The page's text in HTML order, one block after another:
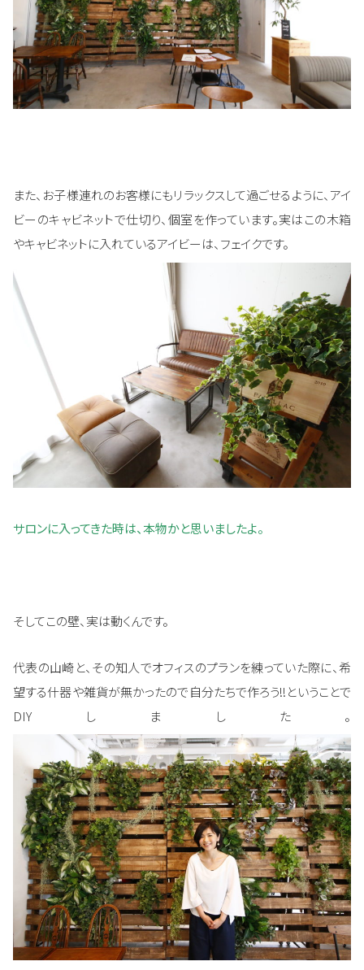
また、お子様連れのお客様にもリラックスして過ごせるように、アイ
ビーのキャビネットで仕切り、個室を作っています。実はこの木箱
やキャビネットに入れているアイビーは、フェイクです。
サロンに入ってきた時は、本物かと思いましたよ。
そしてこの壁、実は動くんです。
代表の山崎と、その知人でオフィスのプランを練っていた際に、希
望する什器や雑貨が無かったので自分たちで作ろう!!ということで
DIYしました。